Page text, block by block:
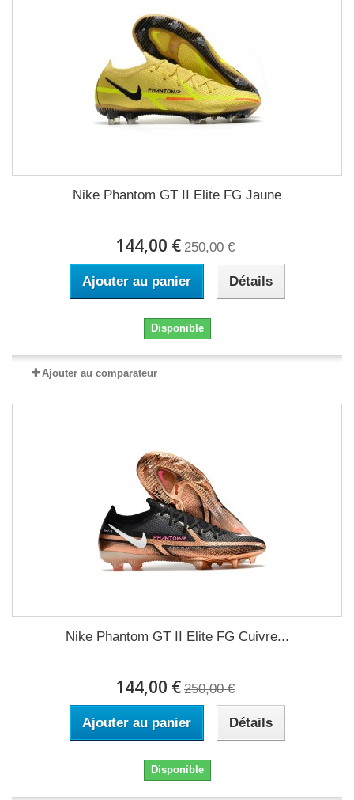
Nike Phantom GT II Elite FG Jaune
144,00 € 250,00 €
Ajouter au panier Détails
Disponible
Ajouter au comparateur
Nike Phantom GT II Elite FG Cuivre...
144,00 € 250,00 €
Ajouter au panier Détails
Disponible